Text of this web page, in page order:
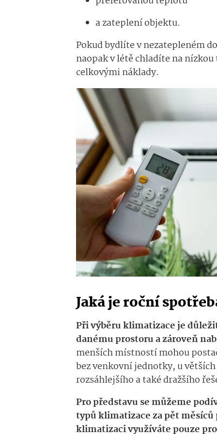
a zateplení objektu.
Pokud bydlíte v nezatepleném
naopak v létě chladíte na
celkovými náklady.
Jaká je roční
Při výběru klimatizace je
danému prostoru a zároveň
menších místností mohou
bez venkovní jednotky, u
rozsáhlejšího a také dražšího
Pro představu se můžeme
typů klimatizace za pět
klimatizaci využíváte pouze